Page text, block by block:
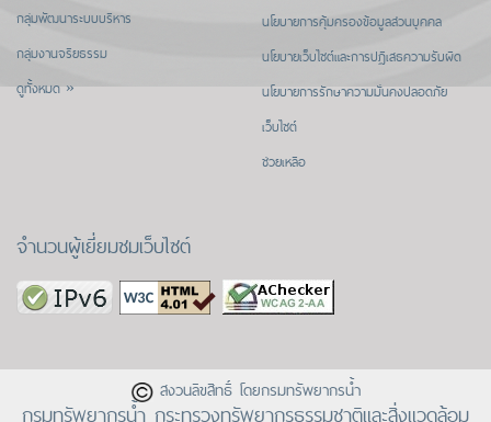
กลุ่มพัฒนาระบบบริหาร
กลุ่มงานจริยธรรม
ดูทั้งหมด »
นโยบายการคุ้มครองข้อมูลส่วนบุคคล
นโยบายเว็บไซต์และการปฏิเสธความรับผิด
นโยบายการรักษาความมั่นคงปลอดภัย
เว็บไซต์
ช่วยเหลือ
จำนวนผู้เยี่ยมชมเว็บไซต์
สงวนลิขสิทธิ์ โดยกรมทรัพยากรน้ำ
กรมทรัพยากรน้ำ กระทรวงทรัพยากรธรรมชาติและสิ่งแวดล้อม